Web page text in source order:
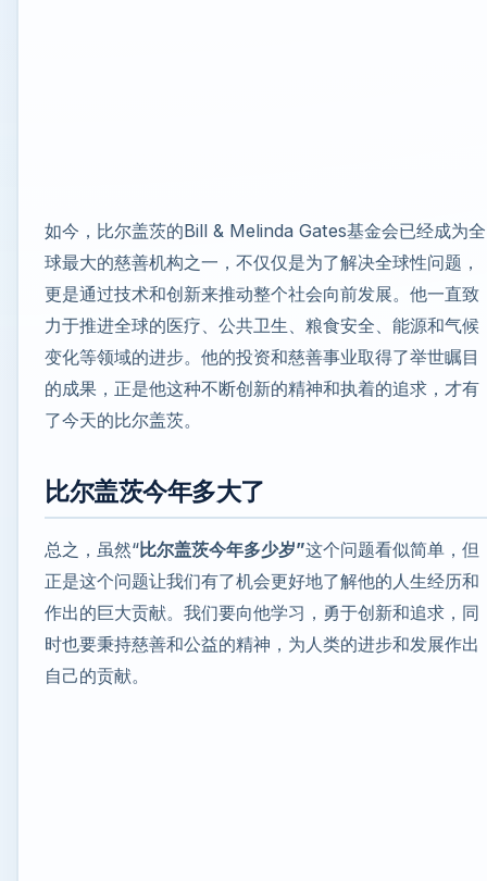
如今，比尔盖茨的Bill & Melinda Gates基金会已经成为全
球最大的慈善机构之一，不仅仅是为了解决全球性问题，
更是通过技术和创新来推动整个社会向前发展。他一直致
力于推进全球的医疗、公共卫生、粮食安全、能源和气候
变化等领域的进步。他的投资和慈善事业取得了举世瞩目
的成果，正是他这种不断创新的精神和执着的追求，才有
了今天的比尔盖茨。
比尔盖茨今年多大了
总之，虽然“比尔盖茨今年多少岁”这个问题看似简单，但
正是这个问题让我们有了机会更好地了解他的人生经历和
作出的巨大贡献。我们要向他学习，勇于创新和追求，同
时也要秉持慈善和公益的精神，为人类的进步和发展作出
自己的贡献。